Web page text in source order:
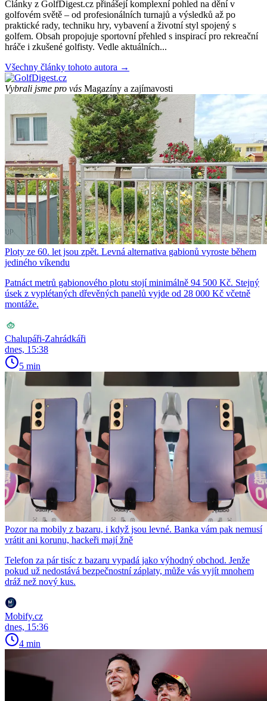
Články z GolfDigest.cz přinášejí komplexní pohled na dění v
golfovém světě – od profesionálních turnajů a výsledků až po
praktické rady, techniku hry, vybavení a životní styl spojený s
golfem. Obsah propojuje sportovní přehled s inspirací pro rekreační
hráče i zkušené golfisty. Vedle aktuálních...
Všechny články tohoto autora →
Vybrali jsme pro vás Magazíny a zajímavosti
Ploty ze 60. let jsou zpět. Levná alternativa gabionů vyroste během
jediného víkendu
Patnáct metrů gabionového plotu stojí minimálně 94 500 Kč. Stejný
úsek z vyplétaných dřevěných panelů vyjde od 28 000 Kč včetně
montáže.
Chalupáři-Zahrádkáři
dnes, 15:38
5 min
Pozor na mobily z bazaru, i když jsou levné. Banka vám pak nemusí
vrátit ani korunu, hackeři mají žně
Telefon za pár tisíc z bazaru vypadá jako výhodný obchod. Jenže
pokud už nedostává bezpečnostní záplaty, může vás vyjít mnohem
dráž než nový kus.
Mobify.cz
dnes, 15:36
4 min